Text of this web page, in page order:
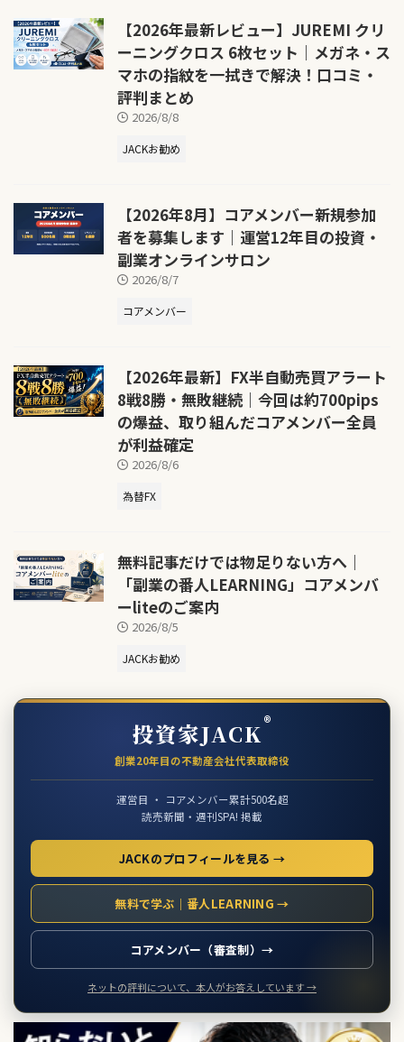
【2026年最新レビュー】JUREMI クリ
ーニングクロス 6枚セット｜メガネ・ス
マホの指紋を一拭きで解決！口コミ・
評判まとめ
2026/8/8
JACKお勧め
【2026年8月】コアメンバー新規参加
者を募集します｜運営12年目の投資・
副業オンラインサロン
2026/8/7
コアメンバー
【2026年最新】FX半自動売買アラート
8戦8勝・無敗継続｜今回は約700pips
の爆益、取り組んだコアメンバー全員
が利益確定
2026/8/6
為替FX
無料記事だけでは物足りない方へ｜
「副業の番人LEARNING」コアメンバ
ーliteのご案内
2026/8/5
JACKお勧め
投資家JACK®
創業20年目の不動産会社代表取締役
運営目 ・ コアメンバー累計500名超
読売新聞・週刊SPA! 掲載
JACKのプロフィールを見る →
無料で学ぶ｜番人LEARNING →
コアメンバー（審査制）→
ネットの評判について、本人がお答えしています →